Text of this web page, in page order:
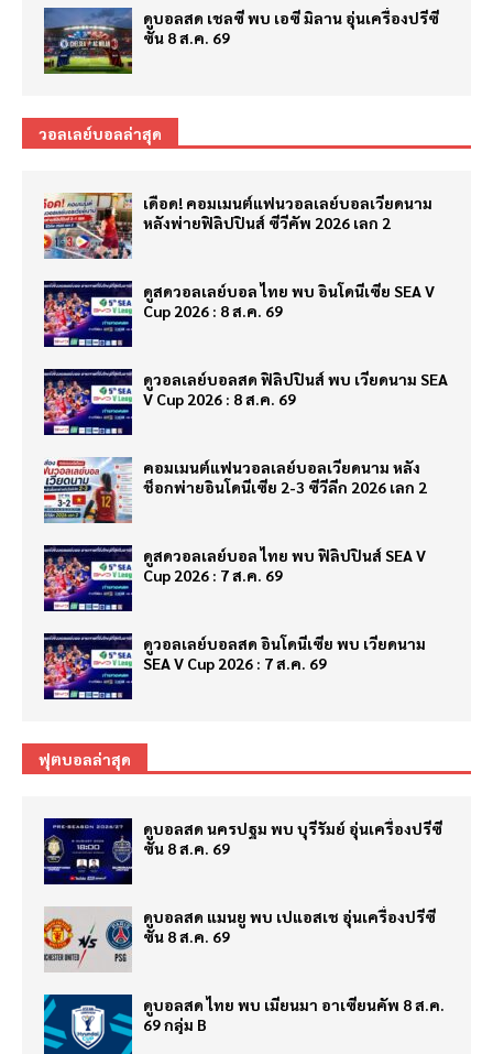
ดูบอลสด เชลซี พบ เอซี มิลาน อุ่นเครื่องปรีซี
ซั่น 8 ส.ค. 69
วอลเลย์บอลล่าสุด
เดือด! คอมเมนต์แฟนวอลเลย์บอลเวียดนาม
หลังพ่ายฟิลิปปินส์ ซีวีคัพ 2026 เลก 2
ดูสดวอลเลย์บอล ไทย พบ อินโดนีเซีย SEA V
Cup 2026 : 8 ส.ค. 69
ดูวอลเลย์บอลสด ฟิลิปปินส์ พบ เวียดนาม SEA
V Cup 2026 : 8 ส.ค. 69
คอมเมนต์แฟนวอลเลย์บอลเวียดนาม หลัง
ช็อกพ่ายอินโดนีเซีย 2-3 ซีวีลีก 2026 เลก 2
ดูสดวอลเลย์บอล ไทย พบ ฟิลิปปินส์ SEA V
Cup 2026 : 7 ส.ค. 69
ดูวอลเลย์บอลสด อินโดนีเซีย พบ เวียดนาม
SEA V Cup 2026 : 7 ส.ค. 69
ฟุตบอลล่าสุด
ดูบอลสด นครปฐม พบ บุรีรัมย์ อุ่นเครื่องปรีซี
ซั่น 8 ส.ค. 69
ดูบอลสด แมนยู พบ เปแอสเช อุ่นเครื่องปรีซี
ซั่น 8 ส.ค. 69
ดูบอลสด ไทย พบ เมียนมา อาเซียนคัพ 8 ส.ค.
69 กลุ่ม B